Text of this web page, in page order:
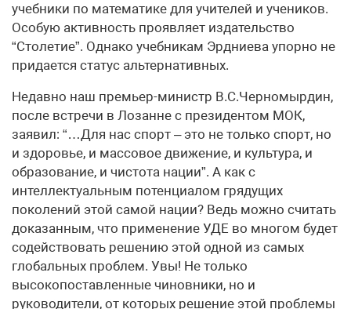
учебники по математике для учителей и учеников.
Особую активность проявляет издательство
“Столетие”. Однако учебникам Эрдниева упорно не
придается статус альтернативных.
Недавно наш премьер-министр В.С.Черномырдин,
после встречи в Лозанне с президентом МОК,
заявил: “…Для нас спорт – это не только спорт, но
и здоровье, и массовое движение, и культура, и
образование, и чистота нации”. А как с
интеллектуальным потенциалом грядущих
поколений этой самой нации? Ведь можно считать
доказанным, что применение УДЕ во многом будет
содействовать решению этой одной из самых
глобальных проблем. Увы! Не только
высокопоставленные чиновники, но и
руководители, от которых решение этой проблемы